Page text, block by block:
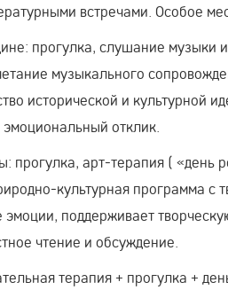
встречами. Особое
прогулка, слушание музыки
музыкального
исторической и культурной
отклик.
арт‑терапия ( «день
программа с
поддерживает
чтение и обсуждение.
терапия + прогулка +